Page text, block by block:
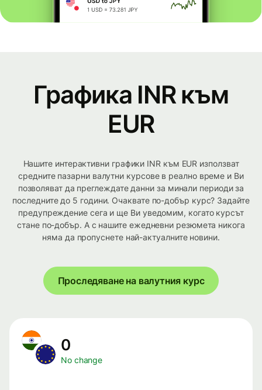
Графика INR към
EUR
Нашите интерактивни графики INR към EUR използват
средните пазарни валутни курсове в реално време и Ви
позволяват да преглеждате данни за минали периоди за
последните до 5 години. Очаквате по-добър курс? Задайте
предупреждение сега и ще Ви уведомим, когато курсът
стане по-добър. А с нашите ежедневни резюмета никога
няма да пропуснете най-актуалните новини.
Проследяване на валутния курс
0
No change